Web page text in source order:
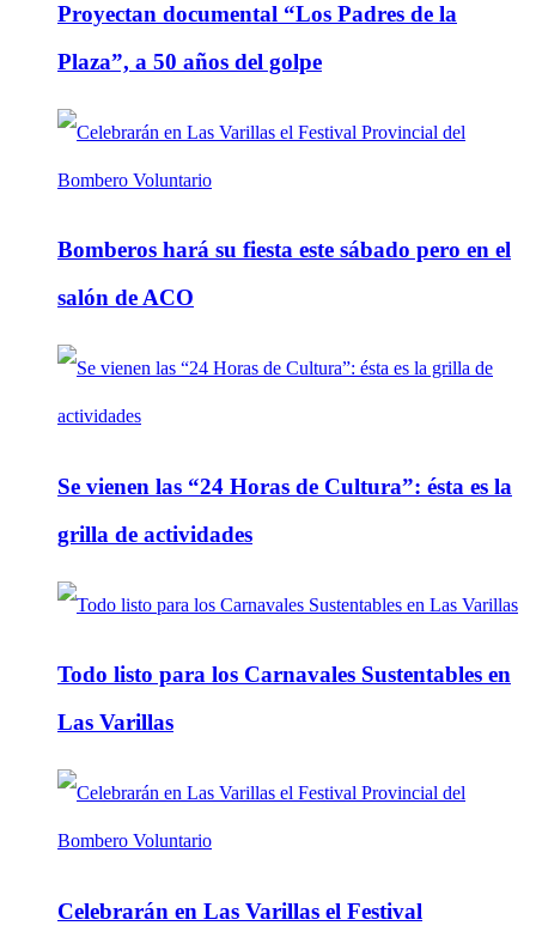
Proyectan documental “Los Padres de la
Plaza”, a 50 años del golpe
Bomberos hará su fiesta este sábado pero en el
salón de ACO
Se vienen las “24 Horas de Cultura”: ésta es la
grilla de actividades
Todo listo para los Carnavales Sustentables en
Las Varillas
Celebrarán en Las Varillas el Festival